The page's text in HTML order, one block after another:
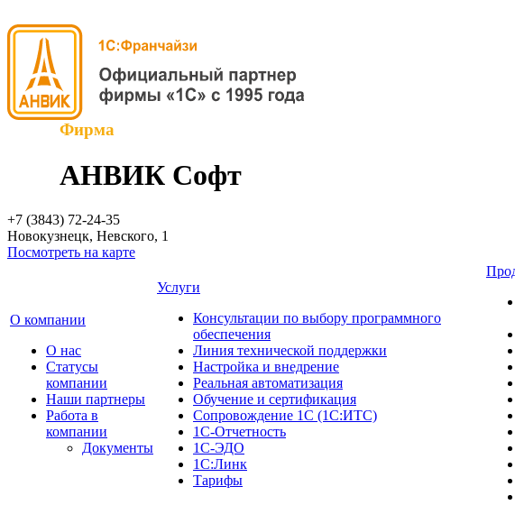
Фирма
АНВИК Софт
+7 (3843) 72-24-35
Новокузнецк, Невского, 1
Посмотреть на карте
О компании
О нас
Cтатусы
компании
Наши партнеры
Работа в
компании
Документы
Услуги
Консультации по выбору программного
обеспечения
Линия технической поддержки
Настройка и внедрение
Реальная автоматизация
Обучение и сертификация
Сопровождение 1С (1С:ИТС)
1С-Отчетность
1С-ЭДО
1С:Линк
Тарифы